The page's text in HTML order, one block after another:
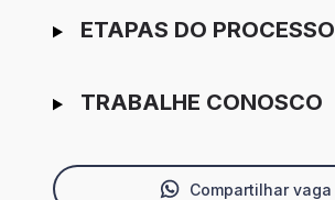
ETAPAS DO PROCESSO
TRABALHE CONOSCO
Compartilhar vaga